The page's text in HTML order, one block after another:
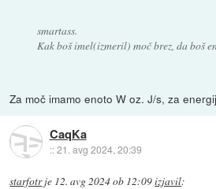
smartass.
Kak boš imel(izmeril) moč brez, da boš
Za moč imamo enoto W oz. J/s, za
CaqKa
::21. avg 2024, 20:39
starfotrje 12. avg 2024 ob 12:09izjavil: